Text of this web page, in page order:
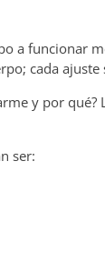
a funcionar
cada
y por qué?
ser: